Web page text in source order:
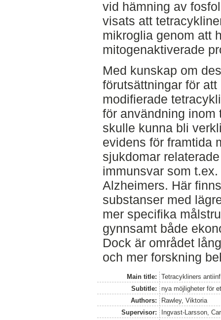
vid hämning av
visats att
mikroglia genom att
mitogenaktiverade
Med kunskap om
förutsättningar för
modifierade
för användning inom
skulle kunna bli
evidens för framtida
sjukdomar
immunsvar som
Alzheimers. Här
substanser med
mer specifika
gynnsamt både
Dock är området
och mer forskning
Main title:
Tetracykliners
Subtitle:
nya möjligheter för
Authors:
Rawley, Viktoria
Supervisor:
Ingvast-Larsson,